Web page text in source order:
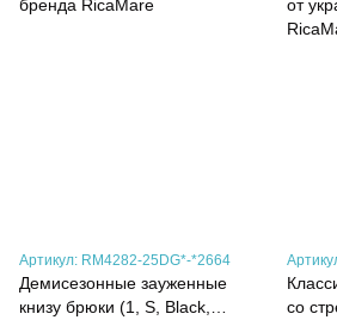
Артикул: RM4282-25DG*-*2664
Демисезонные зауженные
книзу брюки (1, S, Black,
со